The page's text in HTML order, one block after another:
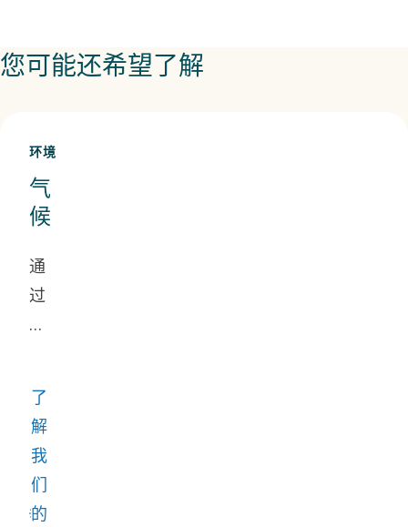
您可能还希望了解
环境
气
候
通
过
我
技
术
和
业
了
解
我
们
的